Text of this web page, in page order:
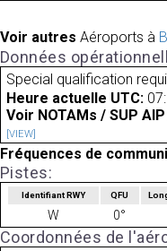
Voir autres Aéroports à
Données
Special qualification
Heure actuelle UTC:
Voir NOTAMs / SUP
[VIEW]
Fréquences de
Pistes:
Identifiant RWY QFU
W 0°
Coordonnées de